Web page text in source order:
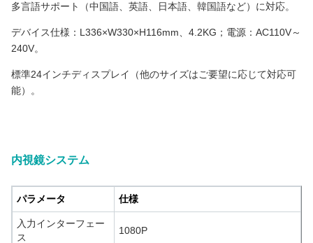
多言語サポート（中国語、英語、日本語、韓国語など）に対応。
デバイス仕様：L336×W330×H116mm、4.2KG；電源：AC110V～
240V。
標準24インチディスプレイ（他のサイズはご要望に応じて対応可
能）。
内視鏡システム
パラメータ 仕様
入力インターフェー
ス
1080P